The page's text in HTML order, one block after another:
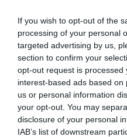
If you wish to opt-out of the
processing of your personal
targeted advertising by us,
section to confirm your
opt-out request is processed
interest-based ads based
us or personal information
your opt-out. You may
disclosure of your personal
IAB’s list of downstream
Noticias
28/07/
La
como al
242
España